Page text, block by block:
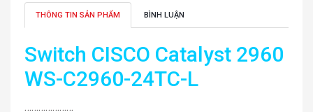
THÔNG TIN SẢN PHẨM BÌNH LUẬN
Switch CISCO Catalyst 2960
WS-C2960-24TC-L
…………………